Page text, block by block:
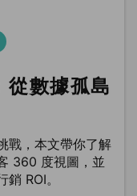
從數據孤島
戰，本文帶你了解
360 度視圖，並
ROI。